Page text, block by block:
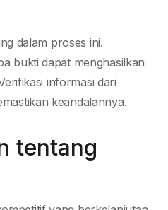
dalam proses ini.
bukti dapat menghasilkan
informasi dari
keandalannya.
tentang